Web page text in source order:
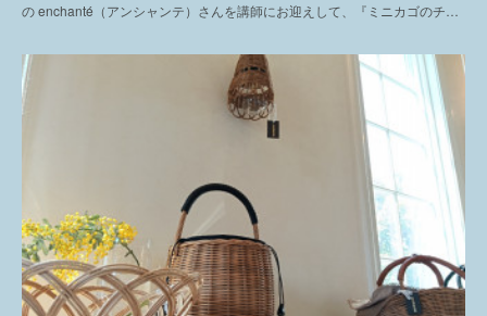
の enchanté（アンシャンテ）さんを講師にお迎えして、『ミニカゴのチ…